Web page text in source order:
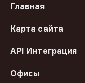
Главная
Карта сайта
API Интеграция
Офисы